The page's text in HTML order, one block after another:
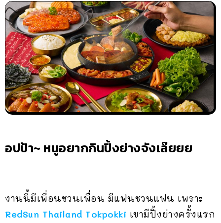
อปป้า~ หนูอยากกินปิ้งย่างจังเล๊ยยย
งานนี้มีเพื่อนชวนเพื่อน มีแฟนชวนแฟน เพราะ
RedSun Thailand Tokpokki เขามีปิ้งย่างครั้งแรก